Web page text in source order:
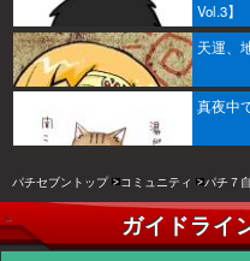
Vol.3】
天運、
真夜中
パチセブントップ コミュニティ パチ７
ガイドライ